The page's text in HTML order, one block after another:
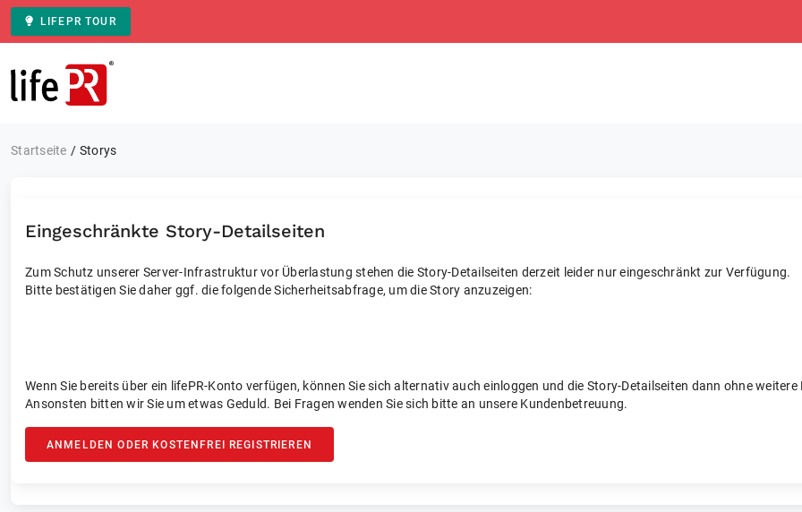
LIFEPR TOUR
Zur Startseite
Startseite Storys
Eingeschränkte Story-Detailseiten
Zum Schutz unserer Server-Infrastruktur vor Überlastung stehen die Story-Detailseiten derzeit leider nur eingeschränkt zur Verfügung.
Bitte bestätigen Sie daher ggf. die folgende Sicherheitsabfrage, um die Story anzuzeigen:
Wenn Sie bereits über ein lifePR-Konto verfügen, können Sie sich alternativ auch einloggen und die Story-Detailseiten dann ohne
Ansonsten bitten wir Sie um etwas Geduld. Bei Fragen wenden Sie sich bitte an unsere Kundenbetreuung.
ANMELDEN ODER KOSTENFREI REGISTRIEREN